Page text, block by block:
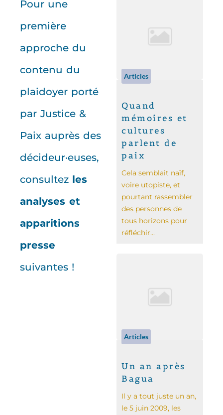
Pour une
première
approche du
contenu du
plaidoyer porté
par Justice &
Paix auprès des
décideur·euses,
consultez les
analyses et
apparitions
presse
suivantes !
Articles
Quand
mémoires et
cultures
parlent de
paix
Cela semblait naïf,
voire utopiste, et
pourtant rassembler
des personnes de
tous horizons pour
réfléchir...
Articles
Un an après
Bagua
Il y a tout juste un an,
le 5 juin 2009, les